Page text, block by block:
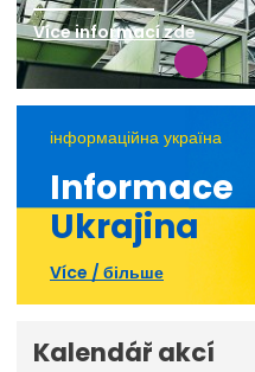
Více informací zde
інформаційна україна
Informace
Ukrajina
Více / більше
Kalendář akcí